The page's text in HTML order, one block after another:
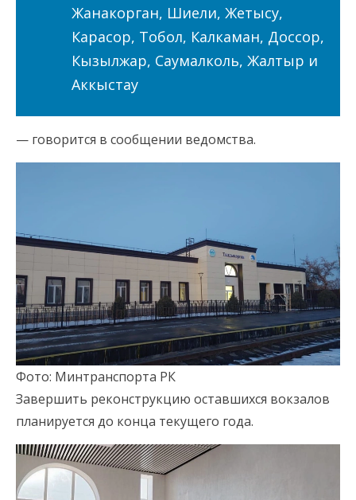
Жанакорган, Шиели, Жетысу,
Карасор, Тобол, Калкаман, Доссор,
Кызылжар, Саумалколь, Жалтыр и
Аккыстау
— говорится в сообщении ведомства.
Фото: Минтранспорта РК
Завершить реконструкцию оставшихся вокзалов
планируется до конца текущего года.